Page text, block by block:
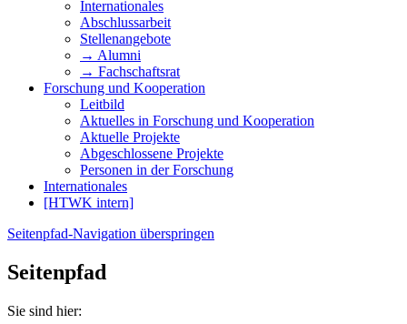
Internationales
Abschlussarbeit
Stellenangebote
→ Alumni
→ Fachschaftsrat
Forschung und Kooperation
Leitbild
Aktuelles in Forschung und Kooperation
Aktuelle Projekte
Abgeschlossene Projekte
Personen in der Forschung
Internationales
[HTWK intern]
Seitenpfad-Navigation überspringen
Seitenpfad
Sie sind hier: